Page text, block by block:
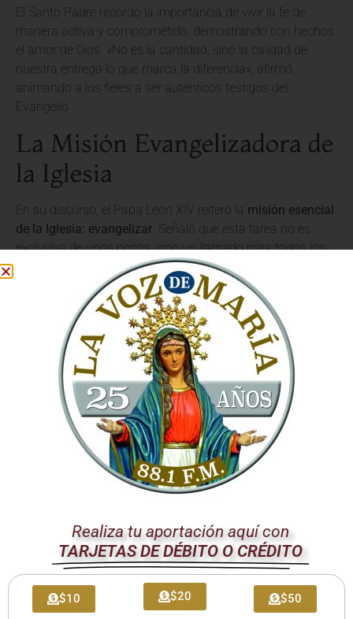
El Santo Padre recordó la importancia de vivir la fe de
manera activa y comprometida, demostrando con hechos
el amor de Dios. «No es la cantidad, sino la calidad de
nuestra entrega lo que marca la diferencia», afirmó,
animando a los fieles a ser auténticos testigos del
Evangelio.
La Misión Evangelizadora de
la Iglesia
En su discurso, el Papa León XIV reiteró la misión esencial
de la Iglesia: evangelizar . Señaló que esta tarea no es
exclusiva de unos pocos, sino un llamado para todos los
bautizados. La diócesis de Madrid, como parte del cuerpo
de la Iglesia Católica, tiene un papel crucial en esta labor.
El Pontífice instó a la comunidad a renovar su celo
misionero, saliendo al encuentro de quienes más lo
necesitan. «La Iglesia no es un museo, sino un hospital de
campaña», declaró, haciendo hincapié en la necesidad de
cercanía, compasión y servicio a los más vulnerables.
Renovar el Compromiso con la
El encuentro sirvió como un llamado a la renovación
los fieles a profundizar en su relación con Jesucristo,
fuente de toda esperanza y fortaleza.La fe, vivida con
autenticidad, nos capacita para ser agentes de cambio
el mundo.
Se destacó la importancia de la oración, la vida
Realiza tu aportación aquí con
TARJETAS DE DÉBITO O CRÉDITO
$10 $20 $50